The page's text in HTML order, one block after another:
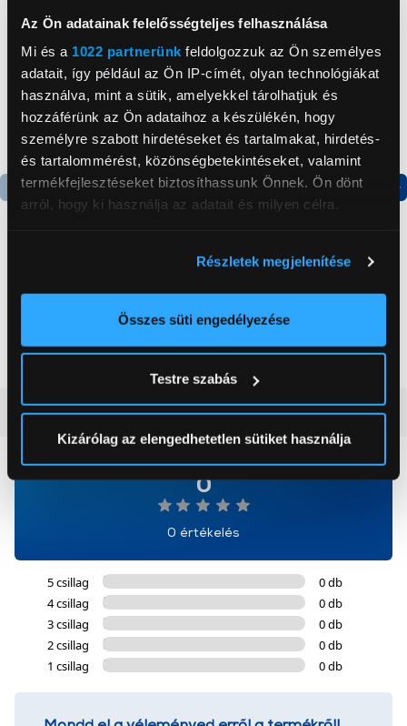
Az Ön adatainak felelősségteljes felhasználása
Mi és a 1022 partnerünk feldolgozzuk az Ön személyes
adatait, így például az Ön IP-címét, olyan technológiákat
használva, mint a sütik, amelyekkel tárolhatjuk és
hozzáférünk az Ön adataihoz a készülékén, hogy
személyre szabott hirdetéseket és tartalmakat, hirdetés-
és tartalommérést, közönségbetekintéseket, valamint
termékfejlesztéseket biztosíthassunk Önnek. Ön dönt
arról, hogy ki használja az adatait és milyen célra.
elhelyezkedéséről pár méteres pontossággal
Az Ön készülékén beazonosítása annak konkrét
módjairól és adja meg preferenciáit aRészletek
pontban. Bármikor módosíthatja vagy visszavonhatja a
Sütinyilatkozathoz való hozzájárulását.
okat használ, melyeket az Ön gépén tárol a rendszer. A
cookie-k személyazonosítására nem alkalmasak,
szolgáltatásaink biztosításához szükségesek. Az oldal
használatával Ön elfogadja a cookie-k használatát.
További információk:
Adatvédelem
Részletek megjelenítése
Összes süti engedélyezése
Testre szabás
Kizárólag az elengedhetetlen sütiket használja
Okostelefon, Piros
303 999 Ft
Okostelefon, Kék
(MPXN3YC/A)
303 999 Ft
Vásárlói vélemények(0)
0
0 értékelés
5 csillag
0 db
4 csillag
0 db
3 csillag
0 db
2 csillag
0 db
1 csillag
0 db